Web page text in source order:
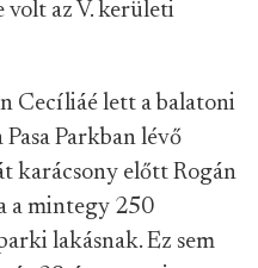
volt az V. kerületi
Cecíliáé lett a balatoni
Parkban lévő
karácsony előtt Rogán
a mintegy 250
lakásnak. Ez sem